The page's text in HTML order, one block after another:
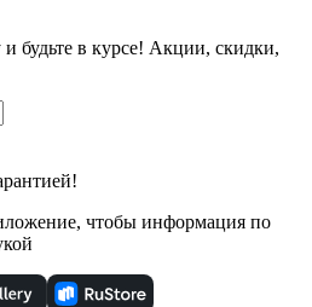
и будьте в курсе! Акции, скидки,
чтобы информация по